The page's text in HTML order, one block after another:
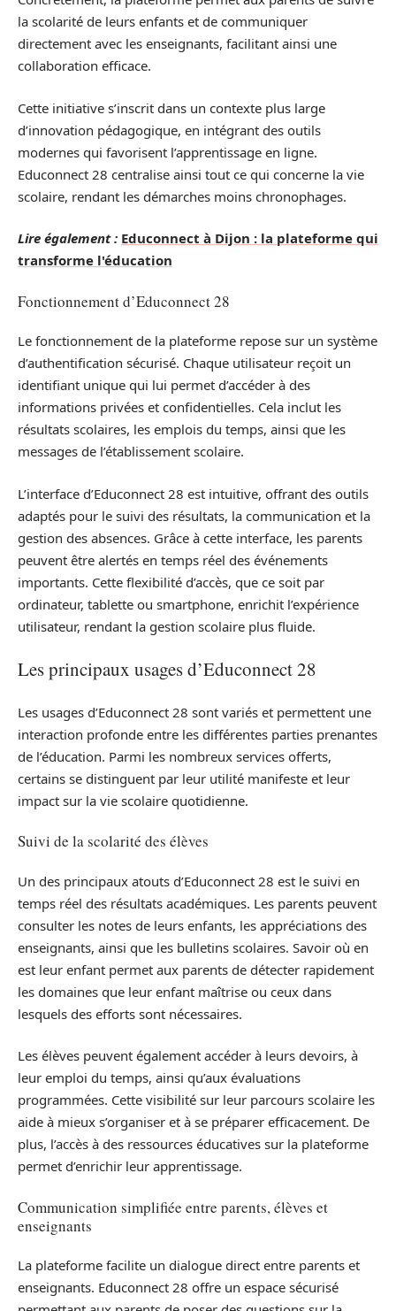
la scolarité de leurs enfants et de communiquer
directement avec les enseignants, facilitant ainsi une
collaboration efficace.
Cette initiative s’inscrit dans un contexte plus large
d’innovation pédagogique, en intégrant des outils
modernes qui favorisent l’apprentissage en ligne.
Educonnect 28 centralise ainsi tout ce qui concerne la vie
scolaire, rendant les démarches moins chronophages.
Lire également : Educonnect à Dijon : la plateforme qui
transforme l'éducation
Fonctionnement d’Educonnect 28
Le fonctionnement de la plateforme repose sur un système
d’authentification sécurisé. Chaque utilisateur reçoit un
identifiant unique qui lui permet d’accéder à des
informations privées et confidentielles. Cela inclut les
résultats scolaires, les emplois du temps, ainsi que les
messages de l’établissement scolaire.
L’interface d’Educonnect 28 est intuitive, offrant des outils
adaptés pour le suivi des résultats, la communication et la
gestion des absences. Grâce à cette interface, les parents
peuvent être alertés en temps réel des événements
importants. Cette flexibilité d’accès, que ce soit par
ordinateur, tablette ou smartphone, enrichit l’expérience
utilisateur, rendant la gestion scolaire plus fluide.
Les principaux usages d’Educonnect 28
Les usages d’Educonnect 28 sont variés et permettent une
interaction profonde entre les différentes parties prenantes
de l’éducation. Parmi les nombreux services offerts,
certains se distinguent par leur utilité manifeste et leur
impact sur la vie scolaire quotidienne.
Suivi de la scolarité des élèves
Un des principaux atouts d’Educonnect 28 est le suivi en
temps réel des résultats académiques. Les parents peuvent
consulter les notes de leurs enfants, les appréciations des
enseignants, ainsi que les bulletins scolaires. Savoir où en
est leur enfant permet aux parents de détecter rapidement
les domaines que leur enfant maîtrise ou ceux dans
lesquels des efforts sont nécessaires.
Les élèves peuvent également accéder à leurs devoirs, à
leur emploi du temps, ainsi qu’aux évaluations
programmées. Cette visibilité sur leur parcours scolaire les
aide à mieux s’organiser et à se préparer efficacement. De
plus, l’accès à des ressources éducatives sur la plateforme
permet d’enrichir leur apprentissage.
Communication simplifiée entre parents, élèves et
enseignants
La plateforme facilite un dialogue direct entre parents et
enseignants. Educonnect 28 offre un espace sécurisé